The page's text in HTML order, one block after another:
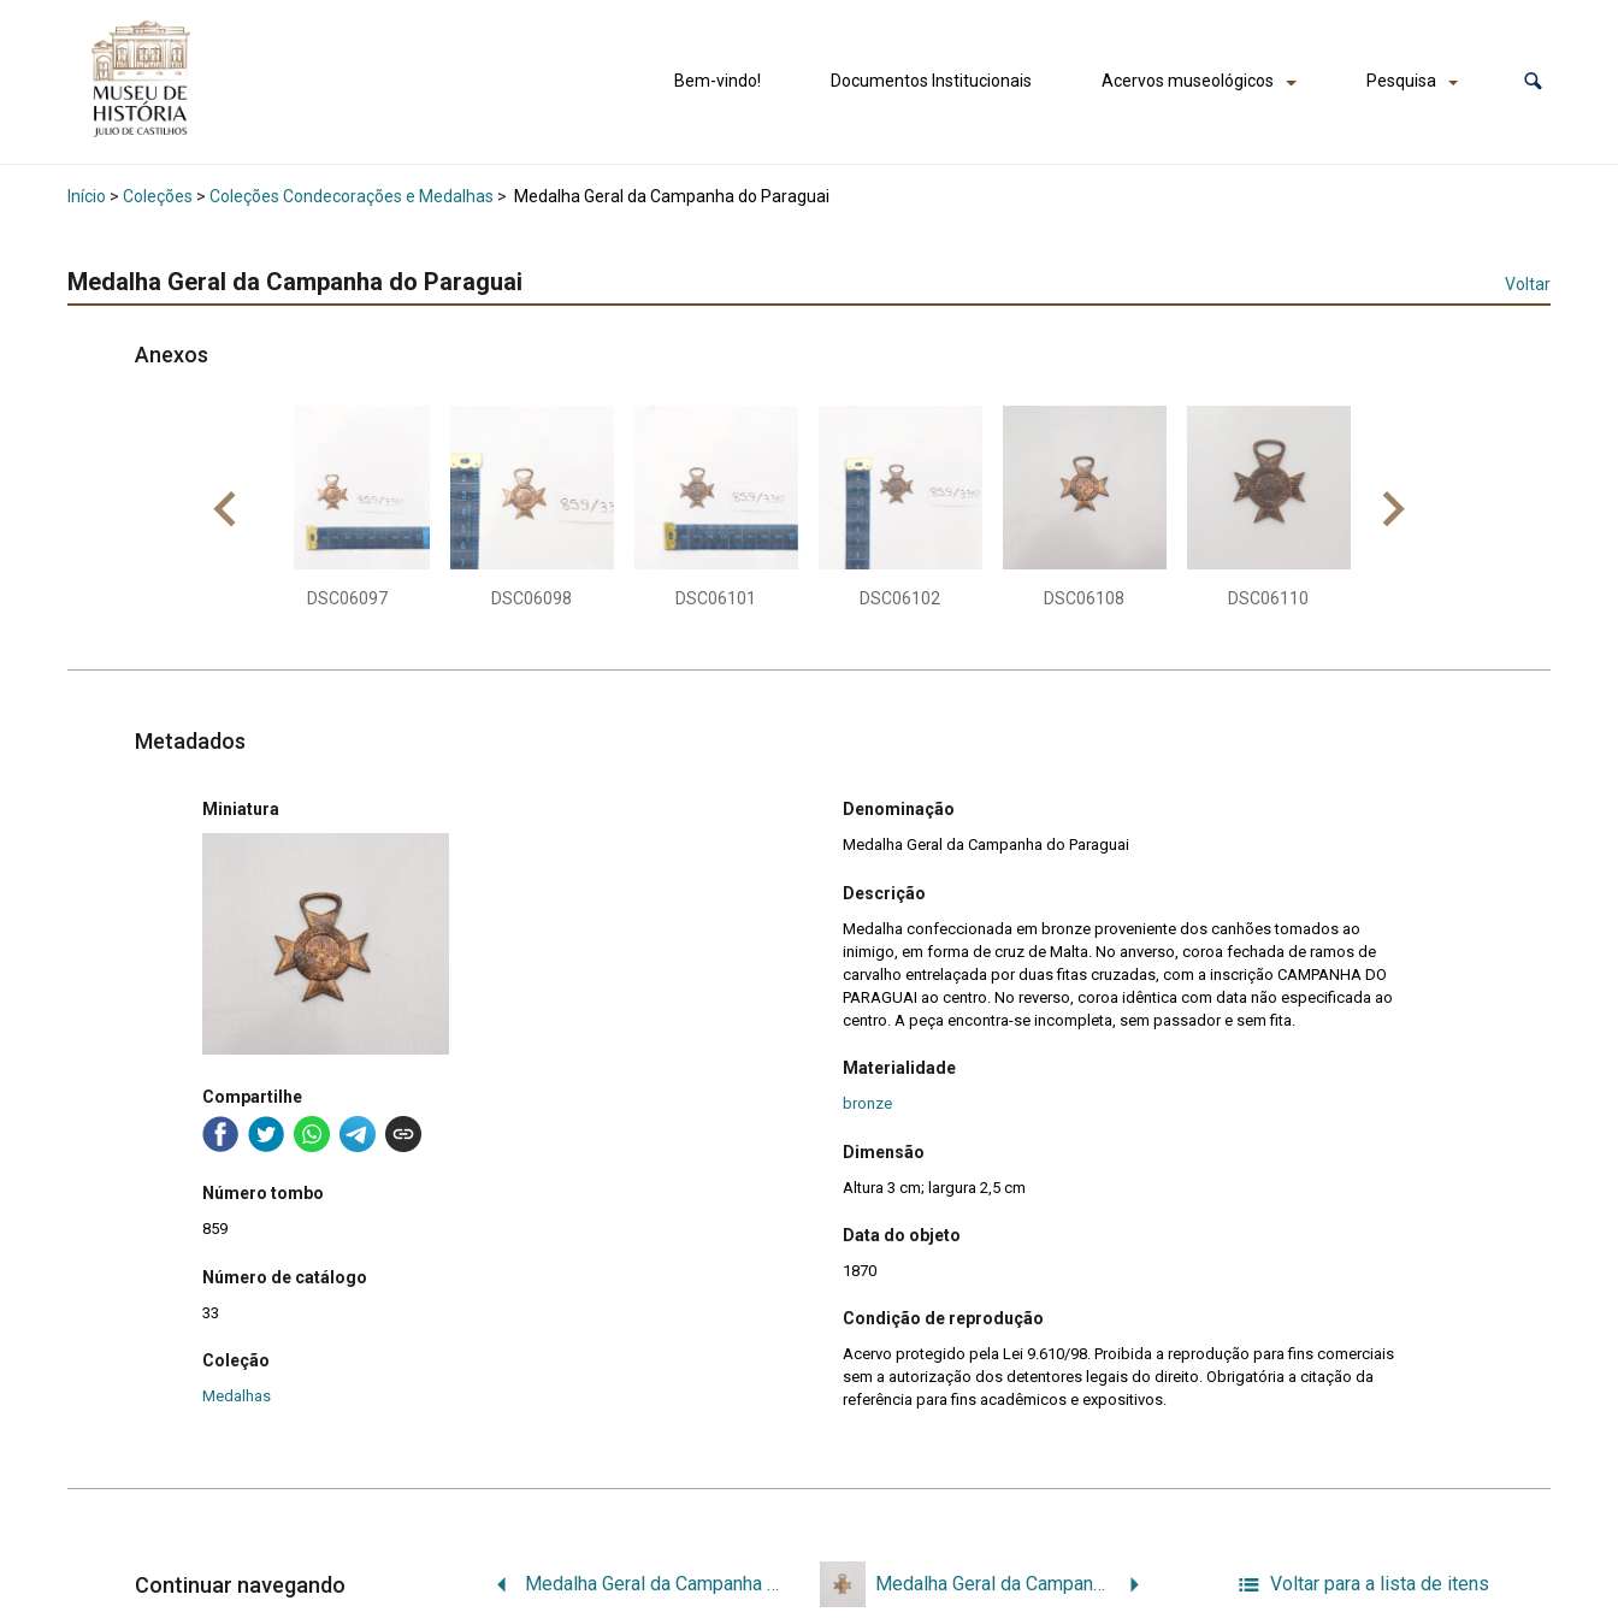
Bem-vindo! Documentos Institucionais Acervos museológicos Pesquisa
Início > Coleções > Coleções Condecorações e Medalhas > Medalha Geral da Campanha do Paraguai
Medalha Geral da Campanha do Paraguai Voltar
Anexos
DSC06097 DSC06098 DSC06101 DSC06102 DSC06108 DSC06110
Metadados
Miniatura
Compartilhe
Número tombo
859
Número de catálogo
33
Coleção
Medalhas
Denominação
Medalha Geral da Campanha do Paraguai
Descrição
Medalha confeccionada em bronze proveniente dos canhões tomados ao
inimigo, em forma de cruz de Malta. No anverso, coroa fechada de ramos de
carvalho entrelaçada por duas fitas cruzadas, com a inscrição CAMPANHA DO
PARAGUAI ao centro. No reverso, coroa idêntica com data não especificada ao
centro. A peça encontra-se incompleta, sem passador e sem fita.
Materialidade
bronze
Dimensão
Altura 3 cm; largura 2,5 cm
Data do objeto
1870
Condição de reprodução
Acervo protegido pela Lei 9.610/98. Proibida a reprodução para fins comerciais
sem a autorização dos detentores legais do direito. Obrigatória a citação da
referência para fins acadêmicos e expositivos.
Continuar navegando Medalha Geral da Campanha do Paraguai Medalha Geral da Campanha do Paraguai Voltar para a lista de itens